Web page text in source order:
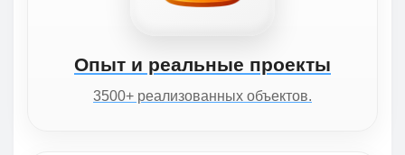
Опыт и реальные проекты
3500+ реализованных объектов.